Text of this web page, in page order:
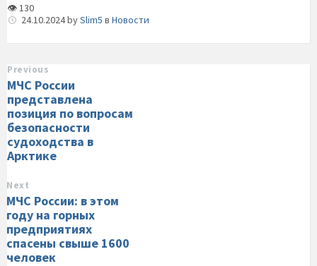
👁 130
24.10.2024bySlim5 в Новости
Previous
МЧС России
представлена
позиция по вопросам
безопасности
судоходства в
Арктике
Next
МЧС России: в этом
году на горных
предприятиях
спасены свыше 1600
человек